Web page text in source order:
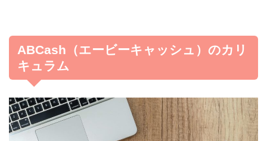
ABCash（エービーキャッシュ）のカリ
キュラム